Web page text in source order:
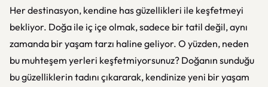
Her destinasyon, kendine has güzellikleri ile keşfetmeyi
bekliyor. Doğa ile iç içe olmak, sadece bir tatil değil, aynı
zamanda bir yaşam tarzı haline geliyor. O yüzden, neden
bu muhteşem yerleri keşfetmiyorsunuz? Doğanın sunduğu
bu güzelliklerin tadını çıkararak, kendinize yeni bir yaşam